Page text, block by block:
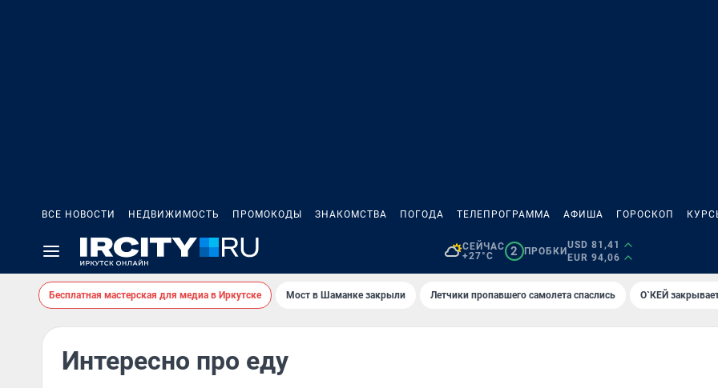
ВСЕ НОВОСТИ НЕДВИЖИМОСТЬ ПРОМОКОДЫ ЗНАКОМСТВА ПОГОДА ТЕЛЕПРОГРАММА АФИША ГОРОСКОП
СЕЙЧАС
+27°C
2 ПРОБКИ
USD 81,41
EUR 94,06
Бесплатная мастерская для медиа в Иркутске Мост в Шаманке закрыли Летчики пропавшего самолета спаслись О`КЕЙ
Интересно про еду